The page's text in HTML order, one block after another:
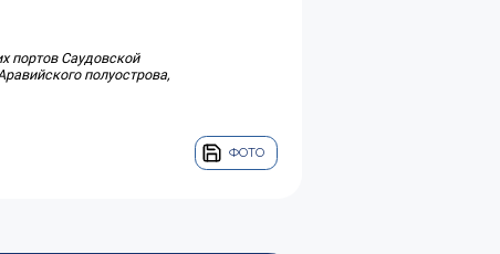
портов Саудовской
полуострова,
ФОТО